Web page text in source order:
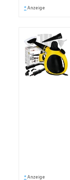
* Anzeige
* Anzeige